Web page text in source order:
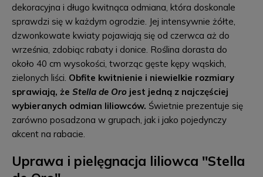
dekoracyjna i długo kwitnąca odmiana, która doskonale
sprawdzi się w każdym ogrodzie. Jej intensywnie żółte,
dzwonkowate kwiaty pojawiają się od czerwca aż do
września, zdobiąc rabaty i donice. Roślina dorasta do
około 40 cm wysokości, tworząc gęste kępy wąskich,
zielonych liści. Obfite kwitnienie i niewielkie rozmiary
sprawiają, że Stella de Oro jest jedną z najczęściej
wybieranych odmian liliowców. Świetnie prezentuje się
zarówno posadzona w grupach, jak i jako pojedynczy
akcent na rabacie.
Uprawa i pielęgnacja liliowca ''Stella